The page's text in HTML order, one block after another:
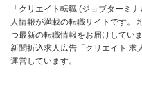
「クリエイト転職 (ジョブターミ
人情報が満載の転職サイトです。
つ最新の転職情報をお届けしていま
新聞折込求人広告「クリエイト 求
運営しています。